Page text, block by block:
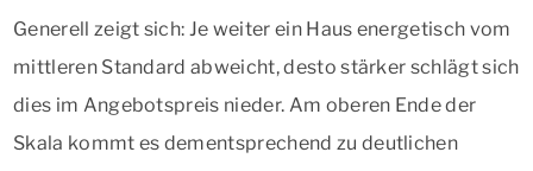
Generell zeigt sich: Je weiter ein Haus energetisch vom
mittleren Standard abweicht, desto stärker schlägt sich
dies im Angebotspreis nieder. Am oberen Ende der
Skala kommt es dementsprechend zu deutlichen